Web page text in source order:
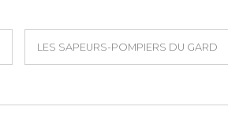
LES SAPEURS-POMPIERS DU GARD